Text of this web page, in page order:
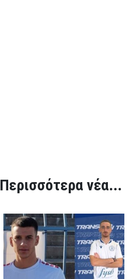
Περισσότερα νέα...